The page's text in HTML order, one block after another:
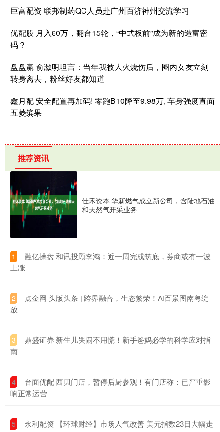
巨富配资 联邦制药QC人员赴广州百济神州交流学习
优配股 月入80万，翻台15轮，“中式板前”成为新的造富密
码？
盘盘赢 俞灏明坦言：当年我被大火烧伤后，圈内女友立刻
转身离去，粉丝好友都知道
鑫月配 安全配置再加码! 零跑B10降至9.98万, 车身强度直面
五菱缤果
推荐资讯
佳禾资本 华新燃气成立新公司，含陆地石油
和天然气开采业务
1
​融亿操盘 和讯投顾李鸿：近一周完成筑底，券商或有一波
上涨
2
​点金网 头版头条 | 跨界融合，生态繁荣！AI百景图南粤绽
放
3
​鼎盛证券 新生儿哭闹不用慌！新手爸妈必学的科学应对指
南
4
​台面优配 西贝门店，暂停后厨参观！有门店称：已严重影
响正常运营
5
​永利配资 【环球财经】市场人气改善 美元指数23日大幅走